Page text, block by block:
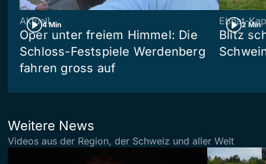
4 Min
Aktuell
Oper unter freiem Himmel: Die
Schloss-Festspiele Werdenberg
fahren gross auf
2 Min
Ebnat-
Blitz
Weitere News
Videos aus der Region, der Schweiz und aller Welt